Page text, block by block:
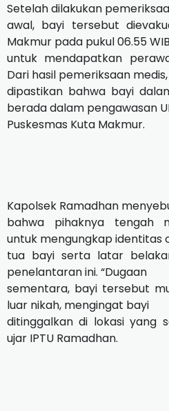
Setelah dilakukan
awal, bayi tersebut
Makmur pada pukul 06.55 WIB
untuk mendapatkan
Dari hasil pemeriksaan medis,
dipastikan bahwa bayi
berada dalam pengawasan
Puskesmas Kuta Makmur.
Kapolsek Ramadhan
bahwa pihaknya tengah
untuk mengungkap identitas
tua bayi serta latar
penelantaran ini. “Dugaan
sementara, bayi tersebut
luar nikah, mengingat bayi
ditinggalkan di lokasi yang
ujar IPTU Ramadhan.